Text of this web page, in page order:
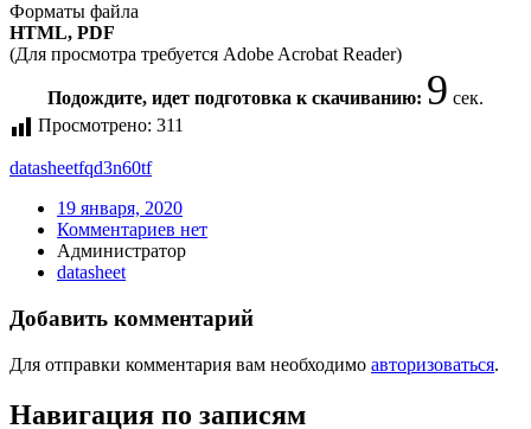
Форматы файла
HTML, PDF
(Для просмотра требуется Adobe Acrobat Reader)
Подождите, идет подготовка к скачиванию: 9 сек.
Просмотрено: 311
datasheetfqd3n60tf
19 января, 2020
Комментариев нет
Администратор
datasheet
Добавить комментарий
Для отправки комментария вам необходимо авторизоваться.
Навигация по записям